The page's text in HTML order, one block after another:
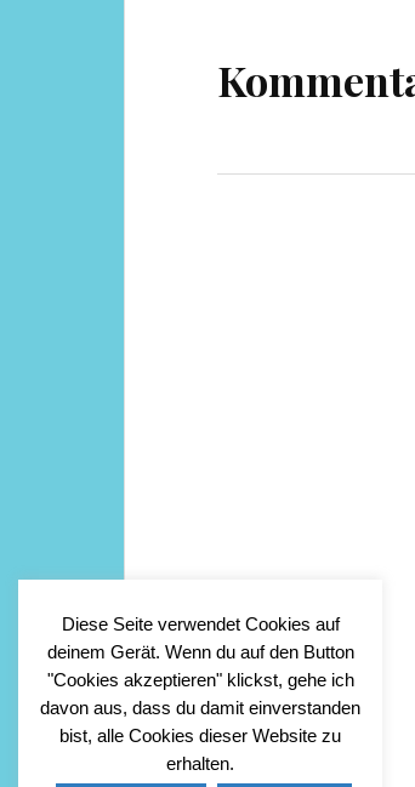
Diese Seite verwendet Cookies auf
deinem Gerät. Wenn du auf den Button
"Cookies akzeptieren" klickst, gehe ich
davon aus, dass du damit einverstanden
bist, alle Cookies dieser Website zu
erhalten.